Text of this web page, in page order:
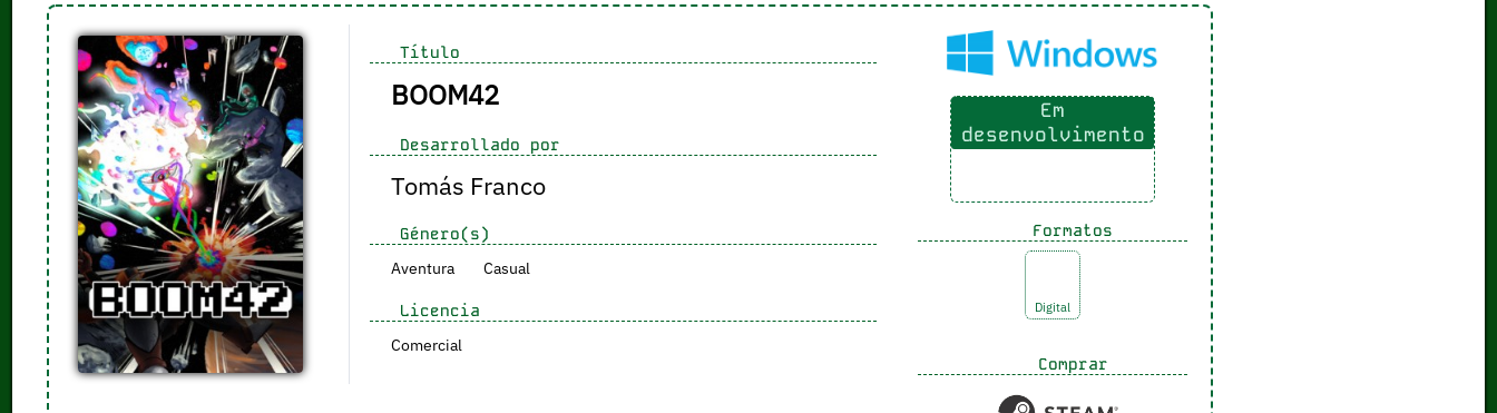
Em
desenvolvimento
Formatos
Digital
Comprar
Título
BOOM42
Desarrollado por
Tomás Franco
Género(s)
Aventura
Casual
Licencia
Comercial